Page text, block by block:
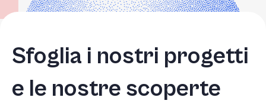
Sfoglia i nostri progetti
e le nostre scoperte